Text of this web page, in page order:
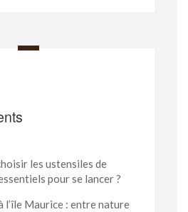
les ustensiles de
pour se lancer ?
l’île Maurice : entre nature